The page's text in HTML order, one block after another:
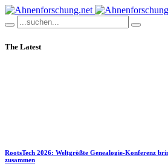
The Latest
RootsTech 2026: Weltgrößte Genealogie-Konferenz
zusammen